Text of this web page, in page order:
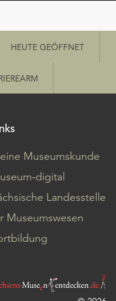
HEUTE GEÖFFNET
Museumskunde
digital
Landesstelle
Museumswesen